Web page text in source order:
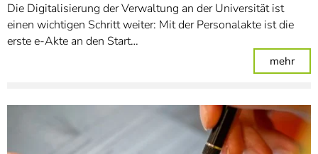
Die Digitalisierung der Verwaltung an der Universität ist
einen wichtigen Schritt weiter: Mit der Personalakte ist die
erste e-Akte an den Start…
mehr: